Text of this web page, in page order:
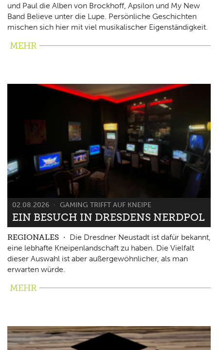
und Paul die Alben von Brockhoff, Apsilon und My New
Band Believe unter die Lupe. Persönliche Geschichten
mischen sich hier mit viel musikalischer Eigenständigkeit.
MEHR
02.08.2026 GAMING TRIFFT AUF KNEIPE
EIN BESUCH IN DRESDENS NERDPOL
REGIONALES
Die Dresdner Neustadt ist dafür bekannt,
eine lebhafte Kneipenlandschaft zu haben. Die Vielfalt
dieser Auswahl ist aber außergewöhnlicher, als man
erwarten würde.
MEHR